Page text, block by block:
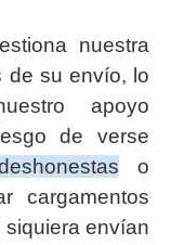
nuestra
de su envío, lo
apoyo
de verse
o
cargamentos
envían